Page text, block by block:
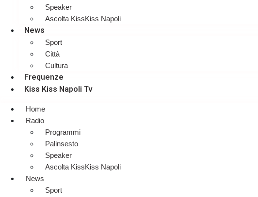
Speaker
Ascolta KissKiss Napoli
News
Sport
Città
Cultura
Frequenze
Kiss Kiss Napoli Tv
Home
Radio
Programmi
Palinsesto
Speaker
Ascolta KissKiss Napoli
News
Sport